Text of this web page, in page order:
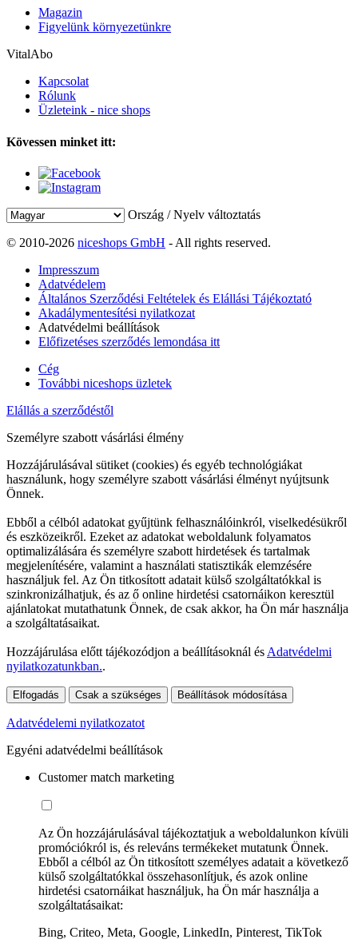
Magazin
Figyelünk környezetünkre
VitalAbo
Kapcsolat
Rólunk
Üzleteink - nice shops
Kövessen minket itt:
Ország / Nyelv változtatás
© 2010-2026 niceshops GmbH - All rights reserved.
Impresszum
Adatvédelem
Általános Szerződési Feltételek és Elállási Tájékoztató
Akadálymentesítési nyilatkozat
Adatvédelmi beállítások
Előfizetéses szerződés lemondása itt
Cég
További niceshops üzletek
Elállás a szerződéstől
Személyre szabott vásárlási élmény
Hozzájárulásával sütiket (cookies) és egyéb technológiákat
használunk, hogy személyre szabott vásárlási élményt nyújtsunk
Önnek.
Ebből a célból adatokat gyűjtünk felhasználóinkról, viselkedésükről
és eszközeikről. Ezeket az adatokat weboldalunk folyamatos
optimalizálására és személyre szabott hirdetések és tartalmak
megjelenítésére, valamint a használati statisztikák elemzésére
használjuk fel. Az Ön titkosított adatait külső szolgáltatókkal is
szinkronizálhatjuk, és az ő online hirdetési csatornáikon keresztül
ajánlatokat mutathatunk Önnek, de csak akkor, ha Ön már használja
a szolgáltatásaikat.
Hozzájárulása előtt tájékozódjon a beállításoknál és Adatvédelmi
nyilatkozatunkban..
Elfogadás Csak a szükséges Beállítások módosítása
Adatvédelemi nyilatkozatot
Egyéni adatvédelmi beállítások
Customer match marketing
Az Ön hozzájárulásával tájékoztatjuk a weboldalunkon kívüli
promóciókról is, és releváns termékeket mutatunk Önnek.
Ebből a célból az Ön titkosított személyes adatait a következő
külső szolgáltatókkal összehasonlítjuk, és azok online
hirdetési csatornáikat használjuk, ha Ön már használja a
szolgáltatásaikat:
Bing, Criteo, Meta, Google, LinkedIn, Pinterest, TikTok